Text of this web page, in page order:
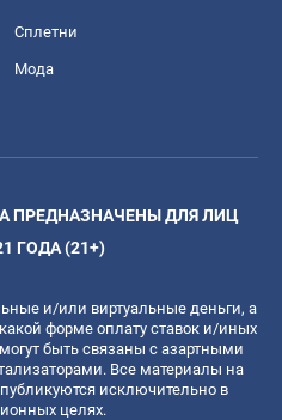
Сплетни
Мода
ПРЕДНАЗНАЧЕНЫ ДЛЯ ЛИЦ
ГОДА (21+)
и/или виртуальные деньги, а
форме оплату ставок и/иных
быть связаны с азартными
Все материалы на
исключительно в
целях.